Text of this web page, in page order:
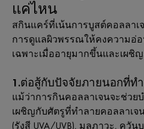
แค่ไหน
สกินแคร์ที่เน้นการบูสต์คอลลา
การดูแลผิวพรรณให้คงความอ่
เฉพาะเมื่ออายุมากขึ้นและเผชิ
1.ต่อสู้กับปัจจัยภายนอกที่ท
แม้ว่าการกินคอลลาเจนจะช่วย
เผชิญกับศัตรูที่ทำลายคอลลาเจ
(รังสี UVA/UVB), มลภาวะ, ควั